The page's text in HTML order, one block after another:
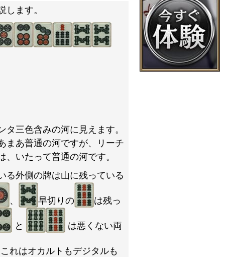
ます。
三色含みの河に見えます。
まあ普通の河ですが、リーチ
いたって普通の河です。
外側の牌は山に残っている
、 早切りの は残っ
と は悪くない両
れはオカルトもデジタルも